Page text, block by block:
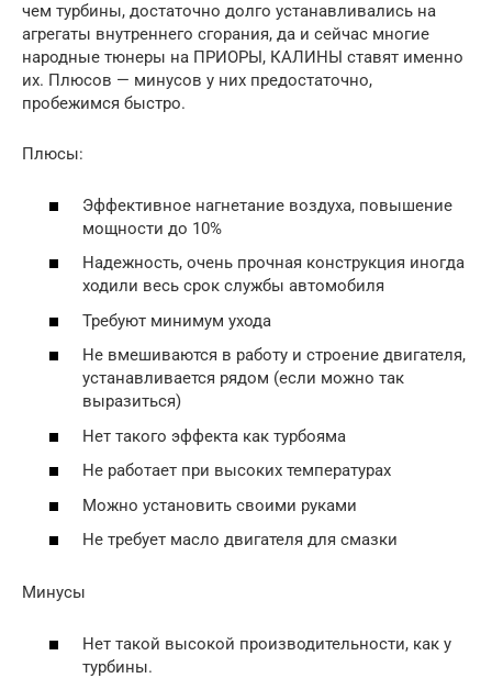
чем турбины, достаточно долго устанавливались на
агрегаты внутреннего сгорания, да и сейчас многие
народные тюнеры на ПРИОРЫ, КАЛИНЫ ставят именно
их. Плюсов — минусов у них предостаточно,
пробежимся быстро.
Плюсы:
Эффективное нагнетание воздуха, повышение
мощности до 10%
Надежность, очень прочная конструкция иногда
ходили весь срок службы автомобиля
Требуют минимум ухода
Не вмешиваются в работу и строение двигателя,
устанавливается рядом (если можно так
выразиться)
Нет такого эффекта как турбояма
Не работает при высоких температурах
Можно установить своими руками
Не требует масло двигателя для смазки
Минусы
Нет такой высокой производительности, как у
турбины.